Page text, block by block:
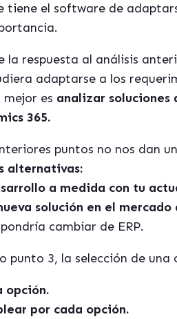
tiene el software de
la respuesta al análisis
adaptarse a los
mejor es analizar soluciones
365.
puntos no nos dan
alternativas:
a medida con tu
solución en el
cambiar de ERP.
punto 3, la selección de una
opción.
por cada opción.